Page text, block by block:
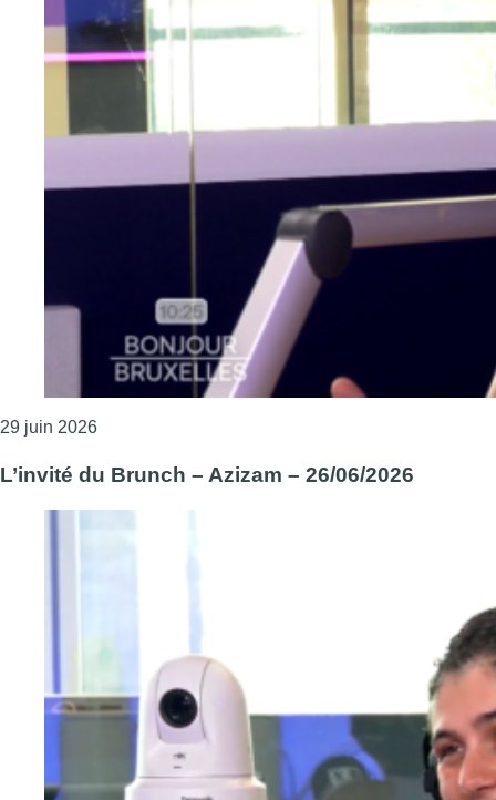
29 juin 2026Consulter l'article "L’invité du Brunch – Guilt – 29/
L’invité du Brunch – Azizam – 26/06/2026